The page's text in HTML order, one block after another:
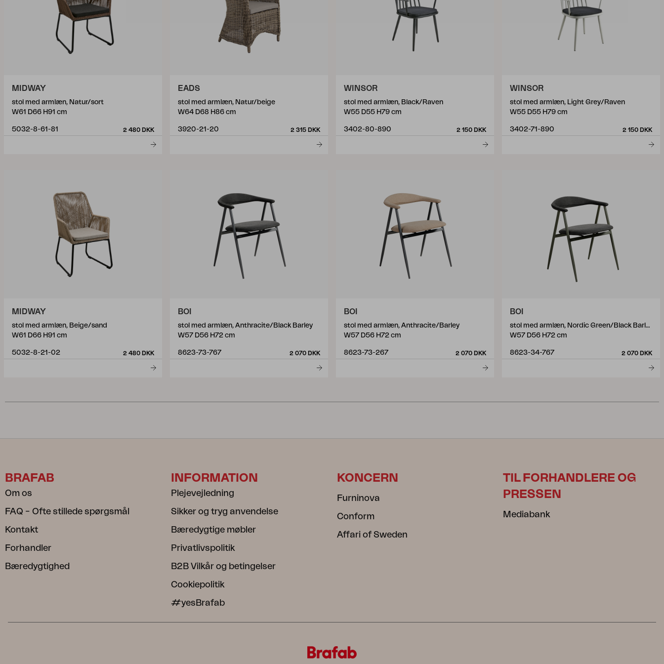
MIDWAY
stol med armlæn, Natur/sort
W61 D66 H91 cm
5032-8-61-81 2 480 DKK
EADS
stol med armlæn, Natur/beige
W64 D68 H86 cm
3920-21-20 2 315 DKK
WINSOR
stol med armlæn, Black/Raven
W55 D55 H79 cm
3402-80-890 2 150 DKK
WINSOR
stol med armlæn, Light Grey/Raven
W55 D55 H79 cm
3402-71-890 2 150 DKK
MIDWAY
stol med armlæn, Beige/sand
W61 D66 H91 cm
5032-8-21-02 2 480 DKK
BOI
stol med armlæn, Anthracite/Black Barley
W57 D56 H72 cm
8623-73-767 2 070 DKK
BOI
stol med armlæn, Anthracite/Barley
W57 D56 H72 cm
8623-73-267 2 070 DKK
BOI
stol med armlæn, Nordic Green/Black Barley
W57 D56 H72 cm
8623-34-767 2 070 DKK
BRAFAB
Om os
FAQ – Ofte stillede spørgsmål
Kontakt
Forhandler
Bæredygtighed
INFORMATION
Plejevejledning
Sikker og tryg anvendelse
Bæredygtige møbler
Privatlivspolitik
B2B Vilkår og betingelser
Cookiepolitik
#yesBrafab
KONCERN
Furninova
Conform
Affari of Sweden
TIL FORHANDLERE OG
PRESSEN
Mediabank